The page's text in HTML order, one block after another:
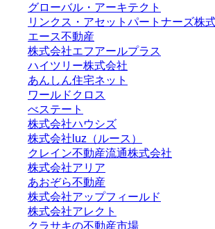
グローバル・アーキテクト
リンクス・アセットパートナーズ株
エース不動産
株式会社エフアールプラス
ハイツリー株式会社
あんしん住宅ネット
ワールドクロス
べステート
株式会社ハウシズ
株式会社luz（ルース）
クレイン不動産流通株式会社
株式会社アリア
あおぞら不動産
株式会社アップフィールド
株式会社アレクト
クラサキの不動産市場